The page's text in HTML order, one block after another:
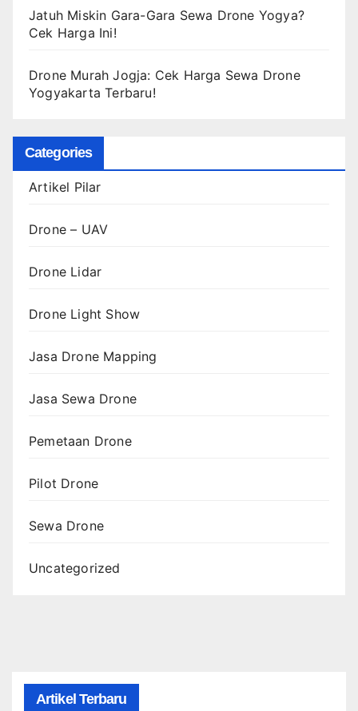
Jatuh Miskin Gara-Gara Sewa Drone Yogya?
Cek Harga Ini!
Drone Murah Jogja: Cek Harga Sewa Drone
Yogyakarta Terbaru!
Categories
Artikel Pilar
Drone – UAV
Drone Lidar
Drone Light Show
Jasa Drone Mapping
Jasa Sewa Drone
Pemetaan Drone
Pilot Drone
Sewa Drone
Uncategorized
Artikel Terbaru